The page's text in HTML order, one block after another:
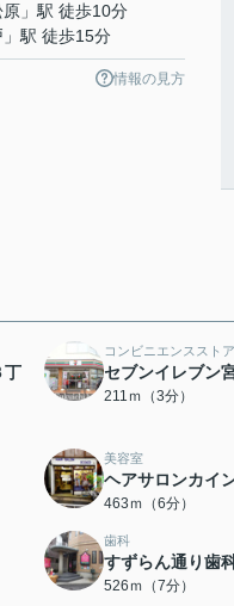
原 」駅 徒歩10分
」駅 徒歩15分
情報の見方
丁
コンビニエンスストア
セブンイレブン
211ｍ（3分）
美容室
ヘアサロンカイ
463ｍ（6分）
歯科
すずらん通り歯
526ｍ（7分）